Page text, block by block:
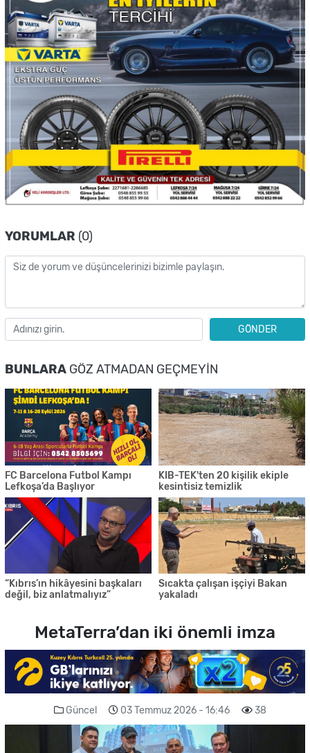
YORUMLAR (0)
GÖNDER
BUNLARA GÖZ ATMADAN GEÇMEYIN
FC Barcelona Futbol Kampı
Lefkoşa’da Başlıyor
KIB-TEK'ten 20 kişilik ekiple
kesintisiz temizlik
“Kıbrıs’ın hikâyesini başkaları
değil, biz anlatmalıyız”
Sıcakta çalışan işçiyi Bakan
yakaladı
MetaTerra’dan iki önemli imza
Güncel 03 Temmuz 2026 - 16:46 38